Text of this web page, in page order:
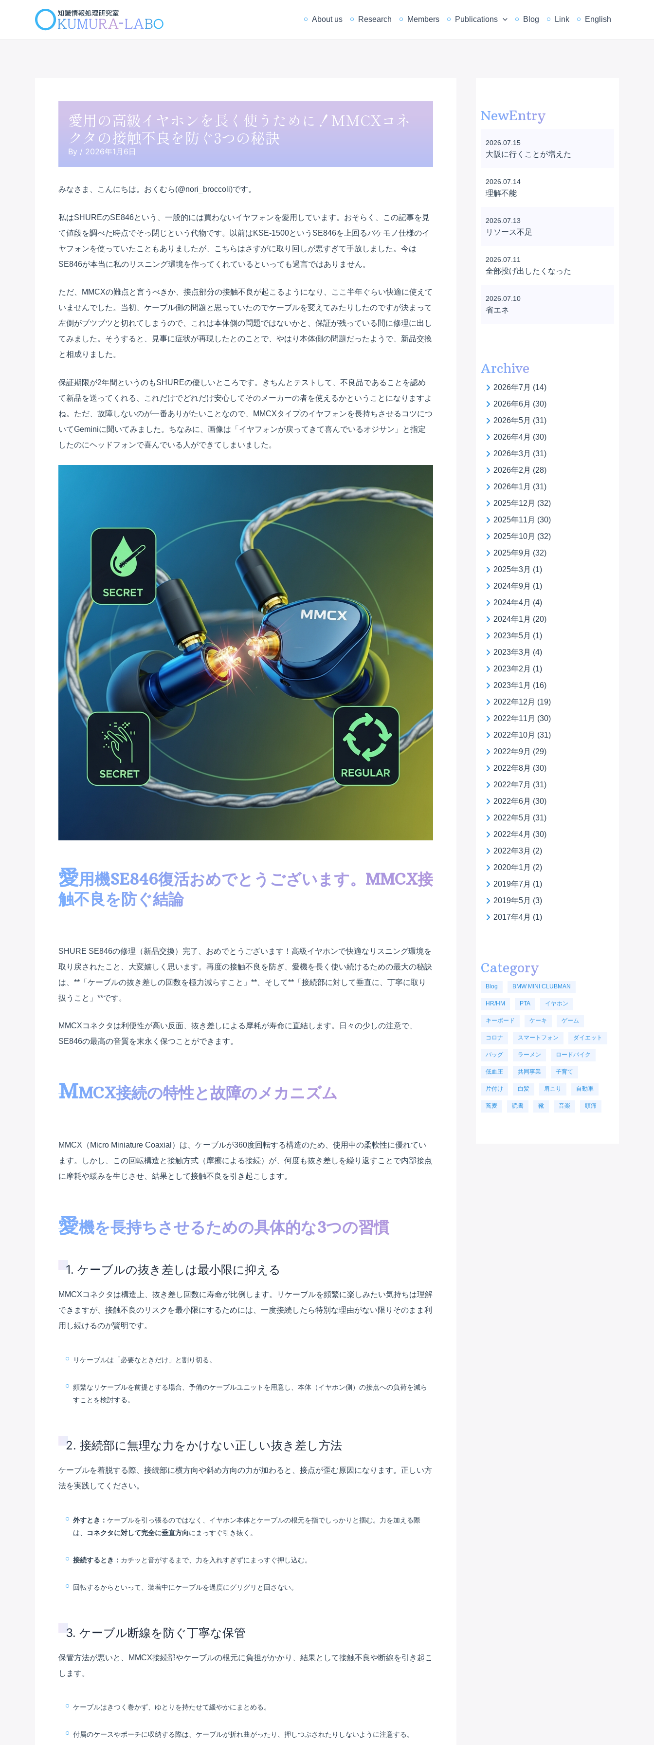
About us Research Members Publications Blog Link English
愛用の高級イヤホンを長く使うために！MMCXコネ
クタの接触不良を防ぐ3つの秘訣
By / 2026年1月6日
みなさま、こんにちは。おくむら(@nori_broccoli)です。
私はSHUREのSE846という、一般的には買わないイヤフォンを愛用しています。おそらく、この記事を見
て値段を調べた時点でそっ閉じという代物です。以前はKSE-1500というSE846を上回るバケモノ仕様のイ
ヤフォンを使っていたこともありましたが、こちらはさすがに取り回しが悪すぎて手放しました。今は
SE846が本当に私のリスニング環境を作ってくれているといっても過言ではありません。
ただ、MMCXの難点と言うべきか、接点部分の接触不良が起こるようになり、ここ半年ぐらい快適に使えて
いませんでした。当初、ケーブル側の問題と思っていたのでケーブルを変えてみたりしたのですが決まって
左側がブツブツと切れてしまうので、これは本体側の問題ではないかと、保証が残っている間に修理に出し
てみました。そうすると、見事に症状が再現したとのことで、やはり本体側の問題だったようで、新品交換
と相成りました。
保証期限が2年間というのもSHUREの優しいところです。きちんとテストして、不良品であることを認め
て新品を送ってくれる、これだけでどれだけ安心してそのメーカーの者を使えるかということになりますよ
ね。ただ、故障しないのが一番ありがたいことなので、MMCXタイプのイヤフォンを長持ちさせるコツにつ
いてGeminiに聞いてみました。ちなみに、画像は「イヤフォンが戻ってきて喜んでいるオジサン」と指定
したのにヘッドフォンで喜んでいる人ができてしまいました。
愛用機SE846復活おめでとうございます。MMCX接
触不良を防ぐ結論
SHURE SE846の修理（新品交換）完了、おめでとうございます！高級イヤホンで快適なリスニング環境を
取り戻されたこと、大変嬉しく思います。再度の接触不良を防ぎ、愛機を長く使い続けるための最大の秘訣
は、**「ケーブルの抜き差しの回数を極力減らすこと」**、そして**「接続部に対して垂直に、丁寧に取り
扱うこと」**です。
MMCXコネクタは利便性が高い反面、抜き差しによる摩耗が寿命に直結します。日々の少しの注意で、
SE846の最高の音質を末永く保つことができます。
MMCX接続の特性と故障のメカニズム
MMCX（Micro Miniature Coaxial）は、ケーブルが360度回転する構造のため、使用中の柔軟性に優れてい
ます。しかし、この回転構造と接触方式（摩擦による接続）が、何度も抜き差しを繰り返すことで内部接点
に摩耗や緩みを生じさせ、結果として接触不良を引き起こします。
愛機を長持ちさせるための具体的な3つの習慣
1. ケーブルの抜き差しは最小限に抑える
MMCXコネクタは構造上、抜き差し回数に寿命が比例します。リケーブルを頻繁に楽しみたい気持ちは理解
できますが、接触不良のリスクを最小限にするためには、一度接続したら特別な理由がない限りそのまま利
用し続けるのが賢明です。
リケーブルは「必要なときだけ」と割り切る。
頻繁なリケーブルを前提とする場合、予備のケーブルユニットを用意し、本体（イヤホン側）の接点への負荷を減ら
すことを検討する。
2. 接続部に無理な力をかけない正しい抜き差し方法
ケーブルを着脱する際、接続部に横方向や斜め方向の力が加わると、接点が歪む原因になります。正しい方
法を実践してください。
外すとき： ケーブルを引っ張るのではなく、イヤホン本体とケーブルの根元を指でしっかりと掴む。力を加える際
は、
コネクタに対して完全に垂直方向にまっすぐ引き抜く。
接続するとき： カチッと音がするまで、力を入れすぎずにまっすぐ押し込む。
回転するからといって、装着中にケーブルを過度にグリグリと回さない。
3. ケーブル断線を防ぐ丁寧な保管
保管方法が悪いと、MMCX接続部やケーブルの根元に負担がかかり、結果として接触不良や断線を引き起こ
します。
ケーブルはきつく巻かず、ゆとりを持たせて緩やかにまとめる。
付属のケースやポーチに収納する際は、ケーブルが折れ曲がったり、押しつぶされたりしないように注意する。
NewEntry
2026.07.15
大阪に行くことが増えた
2026.07.14
理解不能
2026.07.13
リソース不足
2026.07.11
全部投げ出したくなった
2026.07.10
省エネ
Archive
2026年7月 (14)
2026年6月 (30)
2026年5月 (31)
2026年4月 (30)
2026年3月 (31)
2026年2月 (28)
2026年1月 (31)
2025年12月 (32)
2025年11月 (30)
2025年10月 (32)
2025年9月 (32)
2025年3月 (1)
2024年9月 (1)
2024年4月 (4)
2024年1月 (20)
2023年5月 (1)
2023年3月 (4)
2023年2月 (1)
2023年1月 (16)
2022年12月 (19)
2022年11月 (30)
2022年10月 (31)
2022年9月 (29)
2022年8月 (30)
2022年7月 (31)
2022年6月 (30)
2022年5月 (31)
2022年4月 (30)
2022年3月 (2)
2020年1月 (2)
2019年7月 (1)
2019年5月 (3)
2017年4月 (1)
Category
Blog BMW MINI CLUBMAN
HR/HM PTA イヤホン
キーボード ケーキ ゲーム
コロナ スマートフォン ダイエット
バッグ ラーメン ロードバイク
低血圧 共同事業 子育て
片付け 白髪 肩こり 自動車
蕎麦 読書 靴 音楽 頭痛